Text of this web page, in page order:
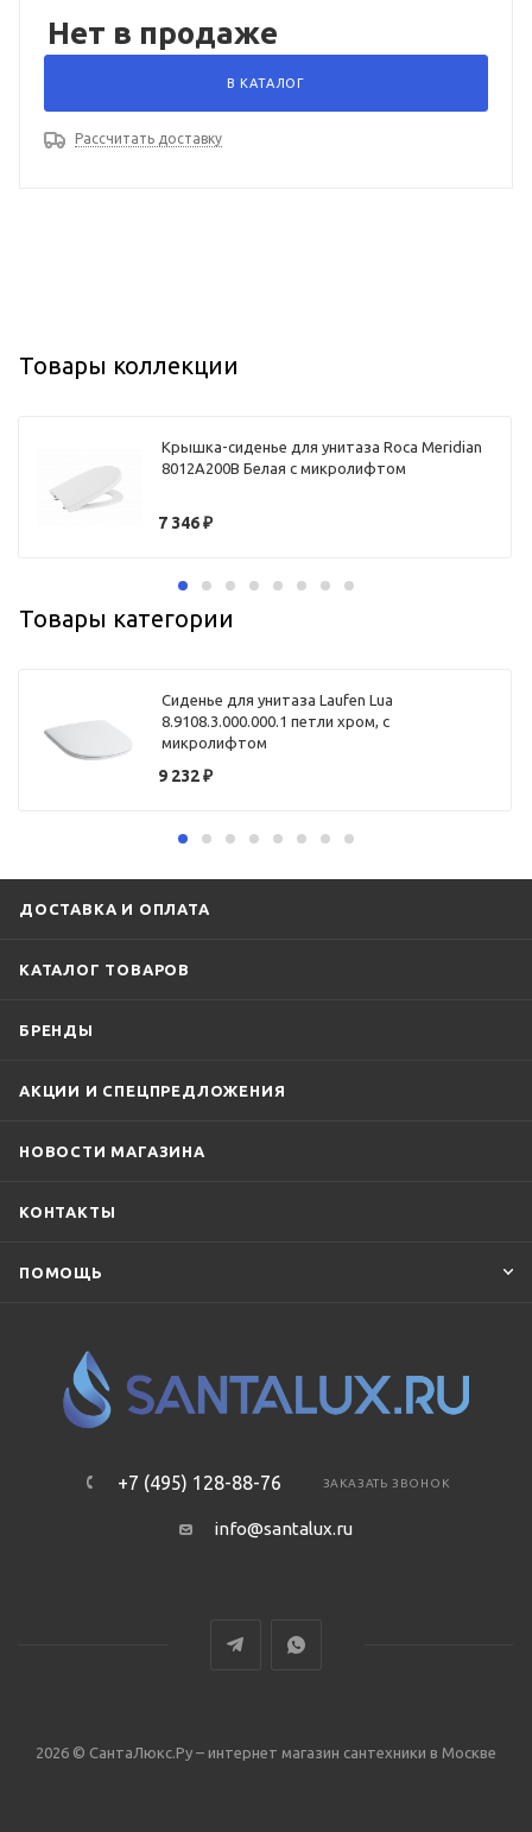
Нет в продаже
В КАТАЛОГ
Рассчитать доставку
Товары коллекции
Крышка-сиденье для унитаза Roca Meridian
8012A200B Белая с микролифтом
7 346₽
Товары категории
Сиденье для унитаза Laufen Lua
8.9108.3.000.000.1 петли хром, с
микролифтом
9 232₽
ДОСТАВКА И ОПЛАТА
КАТАЛОГ ТОВАРОВ
БРЕНДЫ
АКЦИИ И СПЕЦПРЕДЛОЖЕНИЯ
НОВОСТИ МАГАЗИНА
КОНТАКТЫ
ПОМОЩЬ
+7 (495) 128-88-76 ЗАКАЗАТЬ ЗВОНОК
info@santalux.ru
2026 © СантаЛюкс.Ру – интернет магазин сантехники в Москве